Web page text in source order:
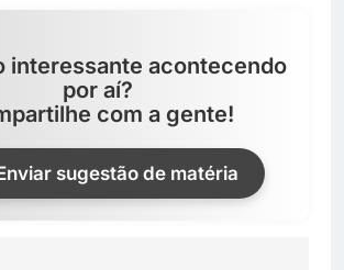
interessante acontecendo
por aí?
com a gente!
sugestão de matéria